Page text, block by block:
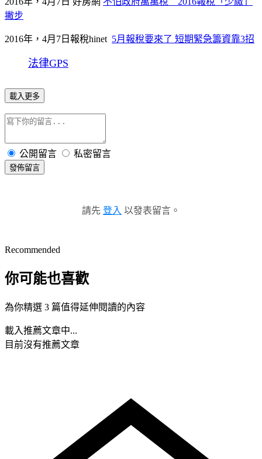
撇步
2016年， 4月 7 日報稅hinet 5月報稅要來了 短期緊急籌資靠3招
法律GPS
載入更多
公開留言 私密留言
發佈留言
請先 登入 以發表留言。
Recommended
你可能也喜歡
為你精選 3 篇值得延伸閱讀的內容
載入推薦文章中...
目前沒有推薦文章